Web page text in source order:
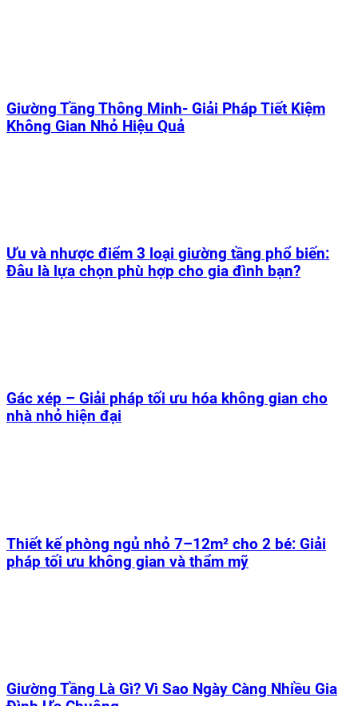
Giường Tầng Thông Minh- Giải Pháp Tiết Kiệm
Không Gian Nhỏ Hiệu Quả
Ưu và nhược điểm 3 loại giường tầng phổ biến:
Đâu là lựa chọn phù hợp cho gia đình bạn?
Gác xép – Giải pháp tối ưu hóa không gian cho
nhà nhỏ hiện đại
Thiết kế phòng ngủ nhỏ 7–12m² cho 2 bé: Giải
pháp tối ưu không gian và thẩm mỹ
Giường Tầng Là Gì? Vì Sao Ngày Càng Nhiều Gia